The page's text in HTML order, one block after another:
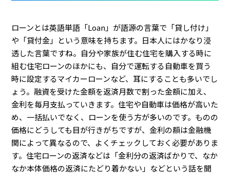
ローンとは英語単語「Loan」が語源の言葉で「貸し付け」
や「貸付金」という意味を持ちます。日本人にはかなり浸
透した言葉ですね。自分や家族が住む住宅を購入する時に
組む住宅ローンのほかにも、自分で運転する自動車を買う
時に設定するマイカーローンなど、耳にすることも多いでし
ょう。融資を受けた金額を返済月数で割った金額に加え、
金利を毎月支払っていきます。住宅や自動車は価格が高いた
め、一括払いでなく、ローンを使う方が多いのです。ものの
価格にどうしても目が行きがちですが、金利の額は金融機
関によって異なるので、よくチェックしておく必要がありま
す。住宅ローンの返済などは「金利分の返済ばかりで、なか
なか本体価格の返済にたどり着かない」などという話を聞